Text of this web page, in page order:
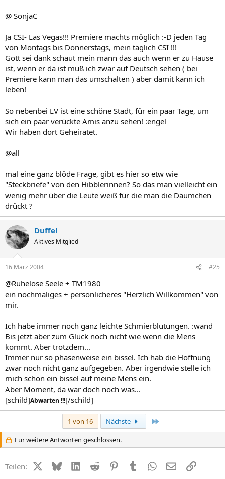
@ SonjaC
Ja CSI- Las Vegas!!! Premiere machts möglich :-D jeden Tag
von Montags bis Donnerstags, mein täglich CSI !!!
Gott sei dank schaut mein mann das auch wenn er zu Hause
ist, wenn er da ist muß ich zwar auf Deutsch sehen ( bei
Premiere kann man das umschalten ) aber damit kann ich
leben!
So nebenbei LV ist eine schöne Stadt, für ein paar Tage, um
sich ein paar verückte Amis anzu sehen! :engel
Wir haben dort Geheiratet.
@all
mal eine ganz blöde Frage, gibt es hier so etw wie
"Steckbriefe" von den Hibblerinnen? So das man vielleicht ein
wenig mehr über die Leute weiß für die man die Däumchen
drückt ?
Duffel
Aktives Mitglied
16 März 2004 #25
@Ruhelose Seele + TM1980
ein nochmaliges + persönlicheres "Herzlich Willkommen" von
mir.
Ich habe immer noch ganz leichte Schmierblutungen. :wand
Bis jetzt aber zum Glück noch nicht wie wenn die Mens
kommt. Aber trotzdem...
Immer nur so phasenweise ein bissel. Ich hab die Hoffnung
zwar noch nicht ganz aufgegeben. Aber irgendwie stelle ich
mich schon ein bissel auf meine Mens ein.
Aber Moment, da war doch noch was...
[schild]Abwarten !!![/schild]
1 von 16 Nächste
Für weitere Antworten geschlossen.
Teilen: X (Twitter)
BlueskyLinkedIn
Reddit PinterestTumblr WhatsApp
E-MailLink